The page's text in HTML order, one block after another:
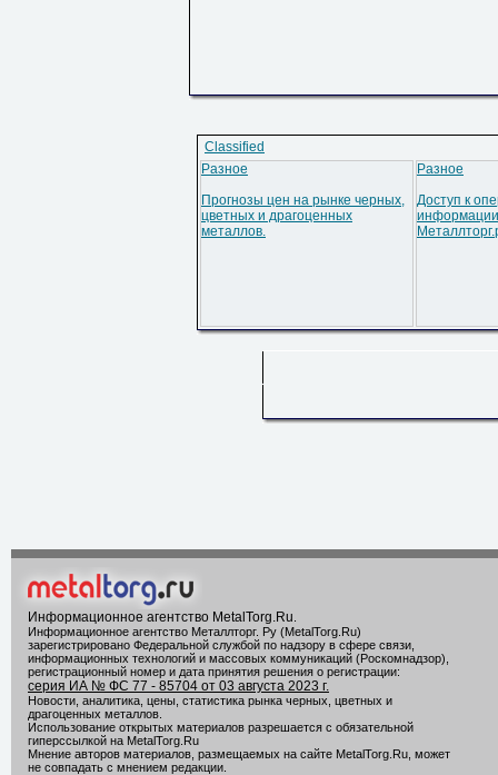
Classified
Разное
Прогнозы цен на рынке черных,
цветных и драгоценных
металлов.
Разное
Доступ к
Информационное агентство MetalTorg.Ru
Информационное агентство Металлторг. Ру (MetalTorg.Ru)
зарегистрировано Федеральной службой по надзору в сфере связи,
информационных технологий и массовых коммуникаций (Роскомнадзор),
регистрационный номер и дата принятия решения о регистрации:
серия ИА № ФС 77 - 85704 от 03 августа 2023 г.
Новости, аналитика, цены, статистика рынка черных, цветных и
драгоценных металлов.
Использование открытых материалов разрешается с обязательной
гиперссылкой на MetalTorg.Ru
Мнение авторов материалов, размещаемых на сайте MetalTorg.Ru, может
не совпадать с мнением редакции.